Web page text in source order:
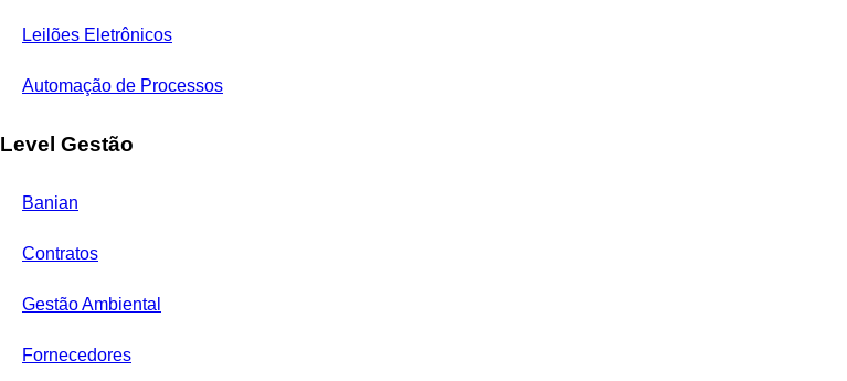
Leilões Eletrônicos
Automação de Processos
Level Gestão
Banian
Contratos
Gestão Ambiental
Fornecedores